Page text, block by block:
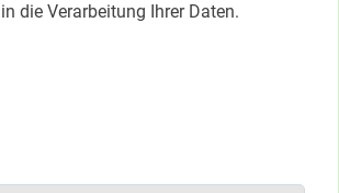
die Verarbeitung Ihrer Daten.